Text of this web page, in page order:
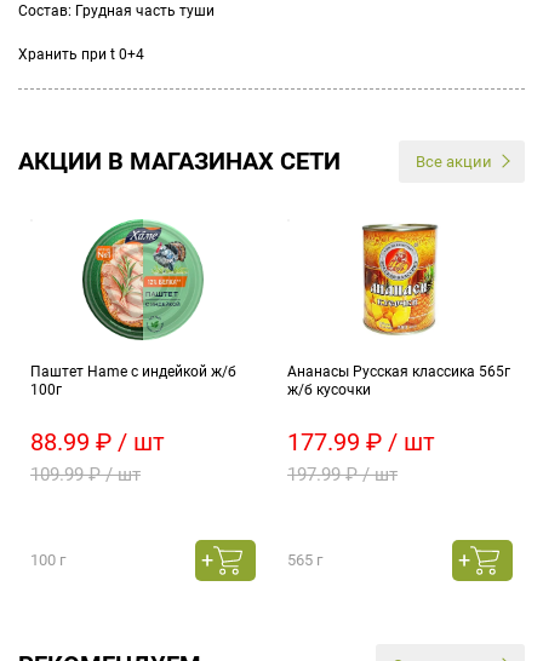
Состав: Грудная часть туши
Хранить при t 0+4
АКЦИИ В МАГАЗИНАХ СЕТИ Все акции
Паштет Hame с индейкой ж/б
100г
88.99 ₽ / шт
109.99 ₽ / шт
100 г
Ананасы Русская классика 565г
ж/б кусочки
177.99 ₽ / шт
197.99 ₽ / шт
565 г